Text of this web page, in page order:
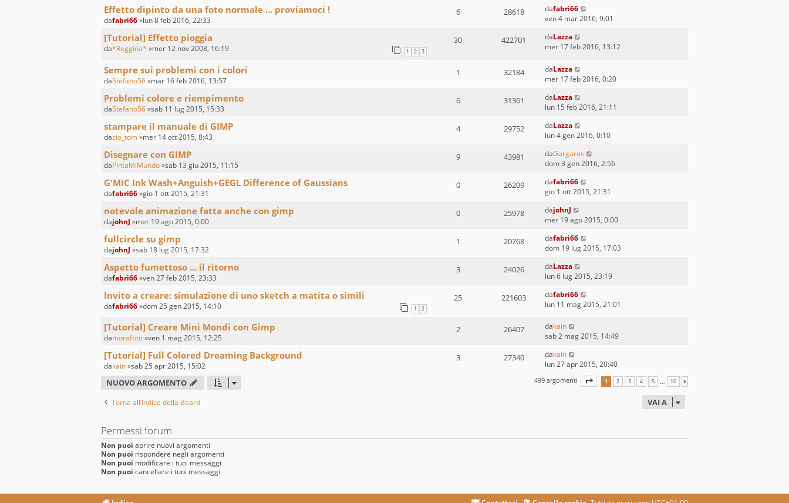
Effetto dipinto da una foto normale ... proviamoci !
dafabri66»lun 8 feb 2016, 22:33
6 28618 dafabri66
ven 4 mar 2016, 9:01
[Tutorial] Effetto pioggia
da*Reggina* »mer 12 nov 2008, 16:19 1 2 3
30 422701 daLazza
mer 17 feb 2016, 13:12
Sempre sui problemi con i colori
daStefano56»mar 16 feb 2016, 13:57
1 32184 daLazza
mer 17 feb 2016, 0:20
Problemi colore e riempimento
daStefano56»sab 11 lug 2015, 15:33
6 31361 daLazza
lun 15 feb 2016, 21:11
stampare il manuale di GIMP
dazio_tom»mer 14 ott 2015, 8:43
4 29752 daLazza
lun 4 gen 2016, 0:10
Disegnare con GIMP
daPintaMiMundo»sab 13 giu 2015, 11:15
9 43981 daGargaros
dom 3 gen 2016, 2:56
G'MIC Ink Wash+Anguish+GEGL Difference of Gaussians
dafabri66»gio 1 ott 2015, 21:31
0 26209 dafabri66
gio 1 ott 2015, 21:31
notevole animazione fatta anche con gimp
dajohnJ »mer 19 ago 2015, 0:00
0 25978 dajohnJ
mer 19 ago 2015, 0:00
fullcircle su gimp
dajohnJ »sab 18 lug 2015, 17:32
1 20768 dafabri66
dom 19 lug 2015, 17:03
Aspetto fumettoso ... il ritorno
dafabri66»ven 27 feb 2015, 23:33
3 24026 daLazza
lun 6 lug 2015, 23:19
Invito a creare: simulazione di uno sketch a matita o simili
dafabri66»dom 25 gen 2015, 14:10 1 2
25 221603 dafabri66
lun 11 mag 2015, 21:01
[Tutorial] Creare Mini Mondi con Gimp
damorafoto»ven 1 mag 2015, 12:25
2 26407 dakain
sab 2 mag 2015, 14:49
[Tutorial] Full Colored Dreaming Background
dakain»sab 25 apr 2015, 15:02
3 27340 dakain
lun 27 apr 2015, 20:40
NUOVO ARGOMENTO 499 argomenti PAGINA 1DI 10
1 2 3 4 5 … 10
Torna all’Indice della Board VAI A
Permessi forum
Non puoi aprire nuovi argomenti
Non puoi rispondere negli argomenti
Non puoi modificare i tuoi messaggi
Non puoi cancellare i tuoi messaggi